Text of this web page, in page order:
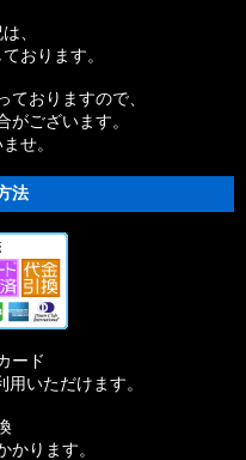
、
おります。
おりますので、
がございます。
せ。
法
ード
いただけます。
かります。